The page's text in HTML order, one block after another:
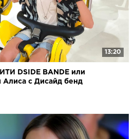
13:20
DSIDE BANDE или
с Дисайд бенд